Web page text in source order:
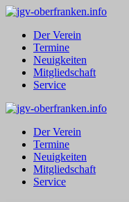
Zum
springenDer Verein
Termine
Neuigkeiten
Mitgliedschaft
Service
Der Verein
Termine
Neuigkeiten
Mitgliedschaft
Service